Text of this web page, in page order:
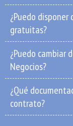
¿Puedo disponer
gratuitas?
¿Puedo cambiar
Negocios?
¿Qué
contrato?